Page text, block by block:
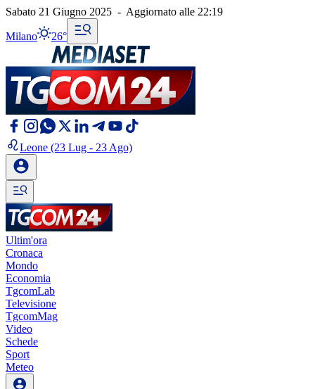
Sabato 21 Giugno 2025 - Aggiornato alle 22:19
Milano 26°
Leone (23 Lug - 23 Ago)
Ultim'ora
Cronaca
Mondo
Economia
TgcomLab
Televisione
TgcomMag
Video
Schede
Sport
Meteo